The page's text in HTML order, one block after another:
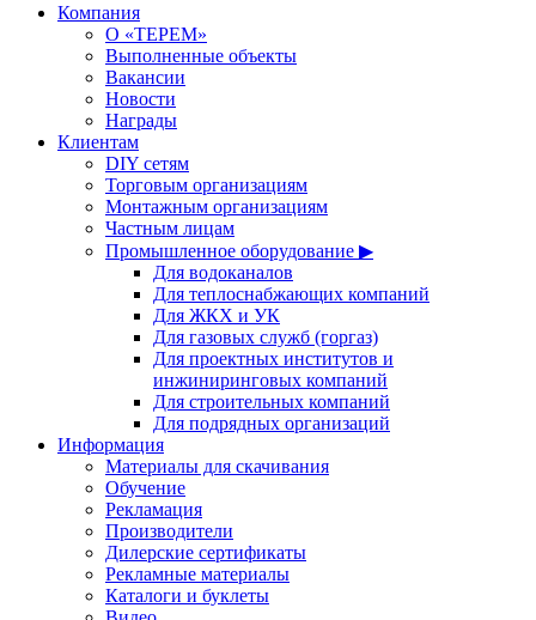
Компания
О «ТЕРЕМ»
Выполненные объекты
Вакансии
Новости
Награды
Клиентам
DIY сетям
Торговым организациям
Монтажным организациям
Частным лицам
Промышленное оборудование ▶
Для водоканалов
Для теплоснабжающих компаний
Для ЖКХ и УК
Для газовых служб (горгаз)
Для проектных институтов и
инжиниринговых компаний
Для строительных компаний
Для подрядных организаций
Информация
Материалы для скачивания
Обучение
Рекламация
Производители
Дилерские сертификаты
Рекламные материалы
Каталоги и буклеты